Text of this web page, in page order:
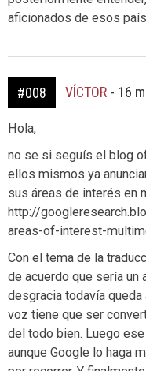
aficionados de esos
#008 VÍCTOR - 16
Hola,
no se si seguís el blog
ellos mismos ya
sus áreas de interés en
http://
areas-of-interest-
Con el tema de la
de acuerdo que sería un
desgracia todavía
voz tiene que ser
del todo bien. Luego
aunque Google lo haga